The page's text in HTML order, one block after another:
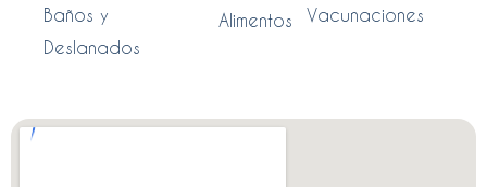
Baños y
Deslanados
Alimentos
Vacunaciones